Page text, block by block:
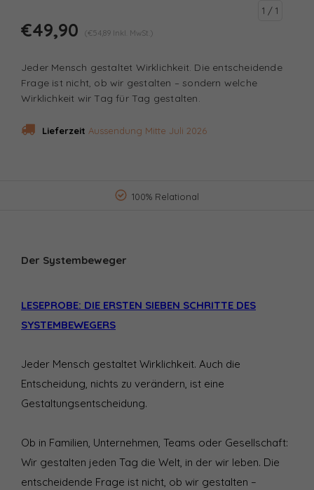
1 / 1
€49,90 (€54,89 Inkl. MwSt.)
Jeder Mensch gestaltet Wirklichkeit. Die entscheidende
Frage ist nicht, ob wir gestalten – sondern welche
Wirklichkeit wir Tag für Tag gestalten.
Lieferzeit Aussendung Mitte Juli 2026
100% Relational
Der Systembeweger
LESEPROBE: DIE ERSTEN SIEBEN SCHRITTE DES
SYSTEMBEWEGERS
Jeder Mensch gestaltet Wirklichkeit. Auch die
Entscheidung, nichts zu verändern, ist eine
Gestaltungsentscheidung.
Ob in Familien, Unternehmen, Teams oder Gesellschaft:
Wir gestalten jeden Tag die Welt, in der wir leben. Die
entscheidende Frage ist nicht, ob wir gestalten –